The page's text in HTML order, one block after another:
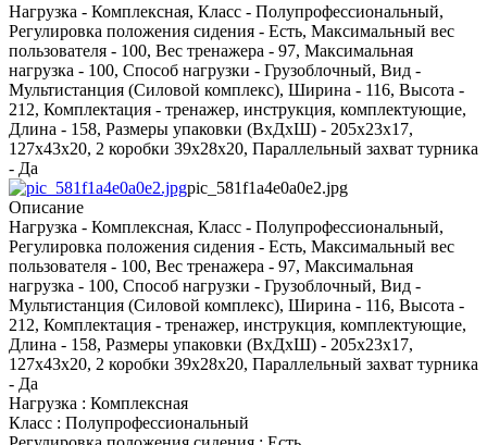
Нагрузка - Комплексная, Класс - Полупрофессиональный,
Регулировка положения сидения - Есть, Максимальный вес
пользователя - 100, Вес тренажера - 97, Максимальная
нагрузка - 100, Способ нагрузки - Грузоблочный, Вид -
Мультистанция (Силовой комплекс), Ширина - 116, Высота -
212, Комплектация - тренажер, инструкция, комплектующие,
Длина - 158, Размеры упаковки (ВхДхШ) - 205х23х17,
127х43х20, 2 коробки 39х28х20, Параллельный захват турника
- Да
pic_581f1a4e0a0e2.jpg
Описание
Нагрузка - Комплексная, Класс - Полупрофессиональный,
Регулировка положения сидения - Есть, Максимальный вес
пользователя - 100, Вес тренажера - 97, Максимальная
нагрузка - 100, Способ нагрузки - Грузоблочный, Вид -
Мультистанция (Силовой комплекс), Ширина - 116, Высота -
212, Комплектация - тренажер, инструкция, комплектующие,
Длина - 158, Размеры упаковки (ВхДхШ) - 205х23х17,
127х43х20, 2 коробки 39х28х20, Параллельный захват турника
- Да
Нагрузка : Комплексная
Класс : Полупрофессиональный